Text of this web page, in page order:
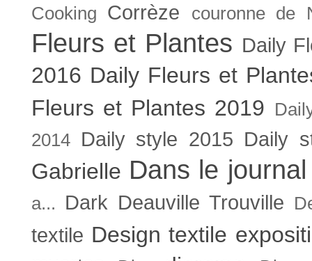
Cooking
Corrèze couronne de
Fleurs et Plantes Daily
2016 Daily Fleurs et
Fleurs et Plantes 2019
2014
Daily style 2015 Daily
Gabrielle Dans le journal
a... Dark Deauville Trouville
textile Design textile